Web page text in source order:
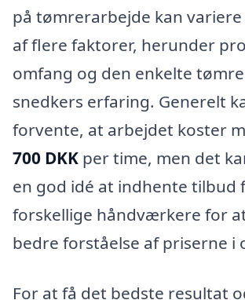
på tømrerarbejde kan
af flere faktorer, herunder
omfang og den enkelte
snedkers erfaring. Generelt
forvente, at arbejdet koster
700 DKK per time, men det
en god idé at indhente tilbud
forskellige håndværkere for
bedre forståelse af priserne i
For at få det bedste resultat